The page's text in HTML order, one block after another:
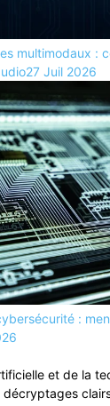
multimodaux :
27 Juil 2026
:
et de la